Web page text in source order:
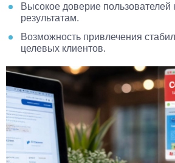
Высокое доверие пользователей
результатам.
Возможность привлечения
целевых клиентов.